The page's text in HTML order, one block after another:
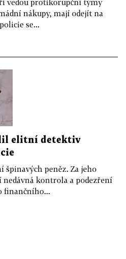
vedou protikorupční týmy
nákupy, mají odejít na
se...
elitní detektiv
peněz. Za jeho
nedávná kontrola a podezření
finančního...